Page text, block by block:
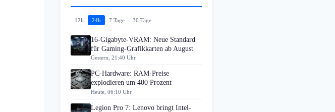
12h 24h 7 Tage 30 Tage
16-Gigabyte-VRAM: Neue Standard
für Gaming-Grafikkarten ab August
Gestern, 21:40 Uhr
PC-Hardware: RAM-Preise
explodieren um 400 Prozent
Heute, 06:10 Uhr
Legion Pro 7: Lenovo bringt Intel-